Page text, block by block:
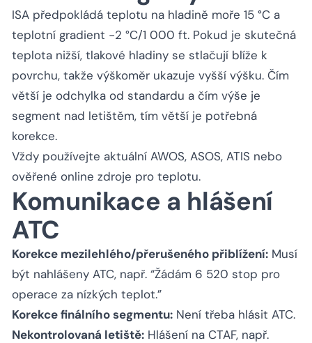
ISA předpokládá teplotu na hladině moře 15 °C a
teplotní gradient −2 °C/1 000 ft. Pokud je skutečná
teplota nižší, tlakové hladiny se stlačují blíže k
povrchu, takže výškoměr ukazuje vyšší výšku. Čím
větší je odchylka od standardu a čím výše je
segment nad letištěm, tím větší je potřebná
korekce.
Vždy používejte aktuální AWOS, ASOS, ATIS nebo
ověřené online zdroje pro teplotu.
Komunikace a hlášení
ATC
Korekce mezilehlého/přerušeného přiblížení: Musí
být nahlášeny ATC, např. “Žádám 6 520 stop pro
operace za nízkých teplot.”
Korekce finálního segmentu: Není třeba hlásit ATC.
Nekontrolovaná letiště: Hlášení na CTAF, např.